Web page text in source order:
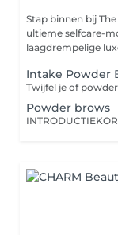
Stap binnen bij
ultieme selfcare-
laagdrempelige
Intake Powder
Powder brows